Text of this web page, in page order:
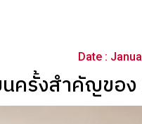
Date :
นครั้งสำคัญของ